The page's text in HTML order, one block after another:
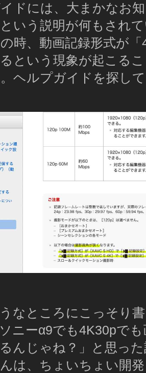
ドには、大まかなお
いう説明が何もされ
時、動画記録形式が
という現象が起こる
ヘルプガイドを探し
なところにこっそり
ニーα9でも4K30pで
るんじゃね？」と思っ
は、ちょいちょい開